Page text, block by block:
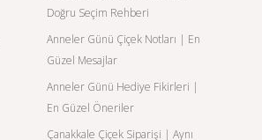
Doğru Seçim Rehberi
Anneler Günü Çiçek Notları | En
Güzel Mesajlar
Anneler Günü Hediye Fikirleri |
En Güzel Öneriler
Çanakkale Çiçek Siparişi | Aynı